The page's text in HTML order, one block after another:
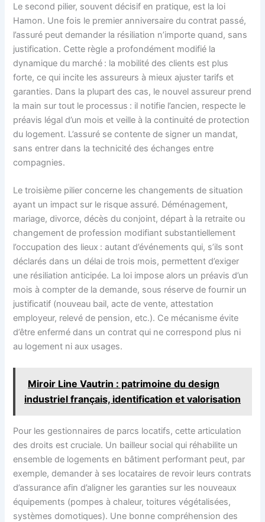
Le second pilier, souvent décisif en pratique, est la loi
Hamon. Une fois le premier anniversaire du contrat passé,
l’assuré peut demander la résiliation n’importe quand, sans
justification. Cette règle a profondément modifié la
dynamique du marché : la mobilité des clients est plus
forte, ce qui incite les assureurs à mieux ajuster tarifs et
garanties. Dans la plupart des cas, le nouvel assureur prend
la main sur tout le processus : il notifie l’ancien, respecte le
préavis légal d’un mois et veille à la continuité de protection
du logement. L’assuré se contente de signer un mandat,
sans entrer dans la technicité des échanges entre
compagnies.
Le troisième pilier concerne les changements de situation
ayant un impact sur le risque assuré. Déménagement,
mariage, divorce, décès du conjoint, départ à la retraite ou
changement de profession modifiant substantiellement
l’occupation des lieux : autant d’événements qui, s’ils sont
déclarés dans un délai de trois mois, permettent d’exiger
une résiliation anticipée. La loi impose alors un préavis d’un
mois à compter de la demande, sous réserve de fournir un
justificatif (nouveau bail, acte de vente, attestation
employeur, relevé de pension, etc.). Ce mécanisme évite
d’être enfermé dans un contrat qui ne correspond plus ni
au logement ni aux usages.
Miroir Line Vautrin : patrimoine du design
industriel français, identification et valorisation
Pour les gestionnaires de parcs locatifs, cette articulation
des droits est cruciale. Un bailleur social qui réhabilite un
ensemble de logements en bâtiment performant peut, par
exemple, demander à ses locataires de revoir leurs contrats
d’assurance afin d’aligner les garanties sur les nouveaux
équipements (pompes à chaleur, toitures végétalisées,
systèmes domotiques). Une bonne compréhension des